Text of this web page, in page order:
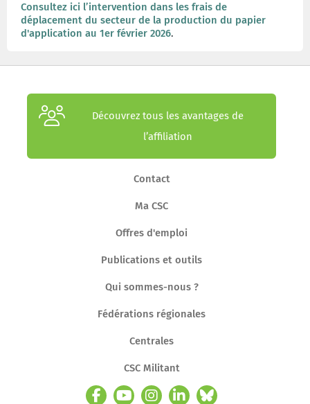
Consultez ici l’intervention dans les frais de
déplacement du secteur de la production du papier
d'application au 1er février 2026.
Découvrez tous les avantages de
l’affiliation
Contact
Ma CSC
Offres d'emploi
Publications et outils
Qui sommes-nous ?
Fédérations régionales
Centrales
CSC Militant